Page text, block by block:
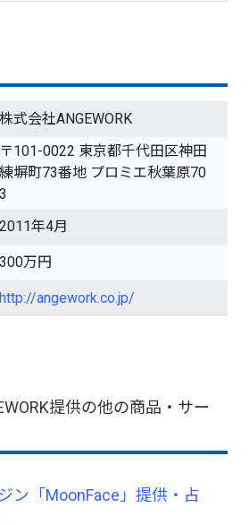
株式会社ANGEWORK
〒101-0022 東京都千代田区神田
練塀町73番地 プロミエ秋葉原70
3
2011年4月
300万円
http://angework.co.jp/
提供の他の商品・サー
ン「MoonFace」提供・占